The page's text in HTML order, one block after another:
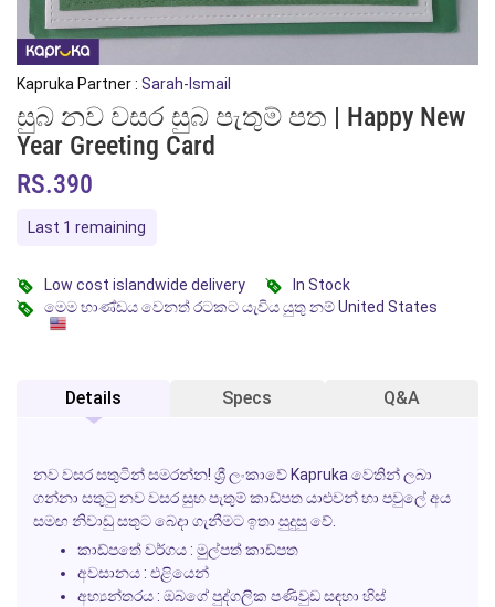
Kapruka Partner : Sarah-Ismail
සුබ නව වසර සුබ පැතුම් පත | Happy New
Year Greeting Card
RS.390
Last 1 remaining
Low cost islandwide delivery
In Stock
මෙම භාණ්ඩය වෙනත් රටකට යැවිය යුතු නම් United States
Details Specs Q&A
නව වසර සතුටින් සමරන්න! ශ්‍රී ලංකාවේ Kapruka වෙතින් ලබා
ගන්නා සතුටු නව වසර සුභ පැතුම් කාඩ්පත යාළුවන් හා පවුලේ අය
සමඟ නිවාඩු සතුට බෙදා ගැනීමට ඉතා සුදුසු වේ.
කාඩ්පතේ වර්ගය : මුල්පත් කාඩ්පත
අවසානය : එළියෙන්
අභ්‍යන්තරය : ඔබගේ පුද්ගලික පණිවුඩ සඳහා හිස්